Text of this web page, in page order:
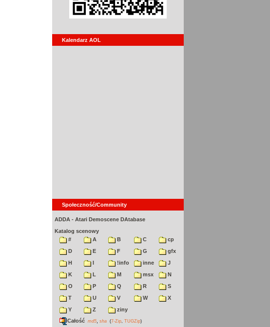
Kalendarz AOL
Społeczność/Community
ADDA - Atari Demoscene DAtabase
Katalog scenowy
#
A B C
cp
D
E F G
gfx
H
I !info inne
J
K
L M msx
N
O
P Q R
S
T
U V W
X
Y
Z
ziny
Całość md5 sha (7-Zip TUGZip)